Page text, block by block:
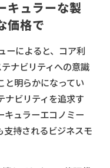
キュラーな製
価格で
ーによると、コア利
ナビリティへの意識
と明らかになってい
ナビリティを追求す
キュラーエコノミー
支持されるビジネスモ